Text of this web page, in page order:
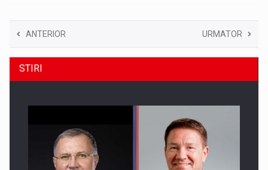
ANTERIOR URMATOR
STIRI